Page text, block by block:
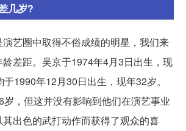
几岁?
艺圈中取得不俗成绩的明星，我们来
差距。吴京于1974年4月3日出生，现
1990年12月30日出生，现年32岁。
，但这并没有影响到他们在演艺事业
出色的武打动作而获得了观众的喜